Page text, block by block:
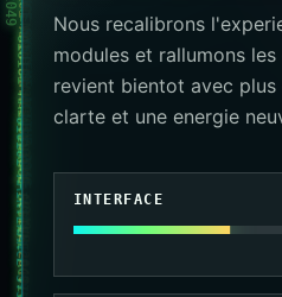
010101 MAINTENANCE SYSTEME ACTIVE 2049
010101 MAINTENANCE SYSTEME ACTIVE 2049010101 MAINTENANCE SYSTEME ACTIVE 2049
Nous recalibrons
modules et rallumons
revient bientot avec
clarte et une energie
INTERFACE